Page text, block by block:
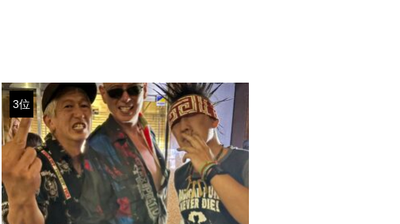
3位